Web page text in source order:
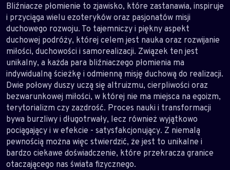
Bliźniacze płomienie to zjawisko, które zastanawia, inspiruje
i przyciąga wielu ezoteryków oraz pasjonatów misji
duchowego rozwoju. To tajemniczy i piękny aspekt
duchowej podróży, której celem jest nauka oraz rozwijanie
miłości, duchowości i samorealizacji. Związek ten jest
unikalny, a każda para bliźniaczego płomienia ma
indywidualną ścieżkę i odmienną misję duchową do realizacji.
Dwie połowy duszy uczą się altruizmu, cierpliwości oraz
bezwarunkowej miłości, w której nie ma miejsca na egoizm,
terytorializm czy zazdrość. Proces nauki i transformacji
bywa burzliwy i długotrwały, lecz również wyjątkowo
pociągający i w efekcie - satysfakcjonujący. Z niemalą
pewnością można więc stwierdzić, że jest to unikalne i
bardzo ciekawe doświadczenie, które przekracza granice
otaczającego nas świata fizycznego.